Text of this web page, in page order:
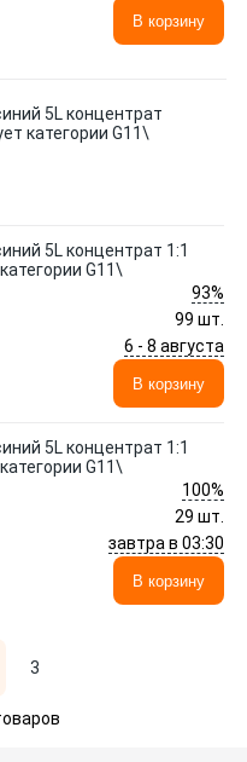
В корзину
5L концентрат
категории G11\
5L концентрат 1:1
G11\
93%
99 шт.
6 - 8 августа
В корзину
5L концентрат 1:1
G11\
100%
29 шт.
завтра в 03:30
В корзину
3